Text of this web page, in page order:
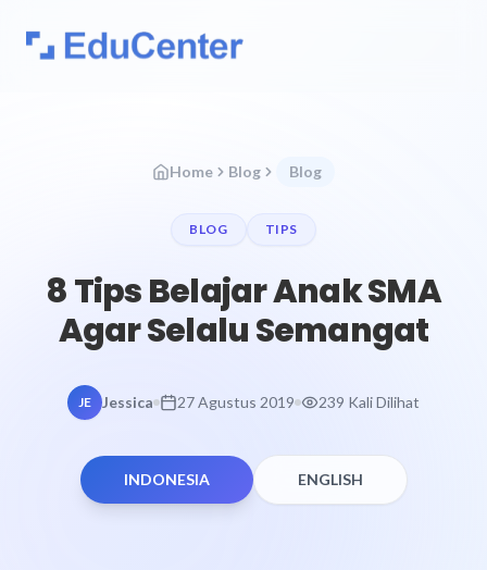
Home Blog Blog
BLOG TIPS
8 Tips Belajar Anak SMA
Agar Selalu Semangat
JE Jessica 27 Agustus 2019 239 Kali Dilihat
INDONESIA ENGLISH